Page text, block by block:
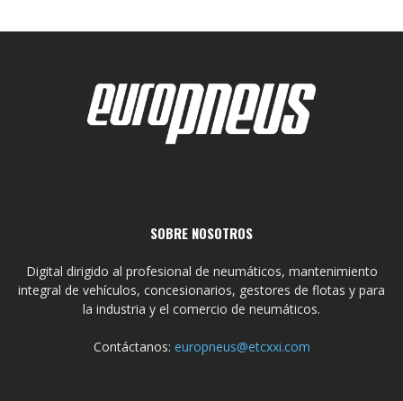
SOBRE NOSOTROS
Digital dirigido al profesional de neumáticos, mantenimiento
integral de vehículos, concesionarios, gestores de flotas y para
la industria y el comercio de neumáticos.
Contáctanos: europneus@etcxxi.com